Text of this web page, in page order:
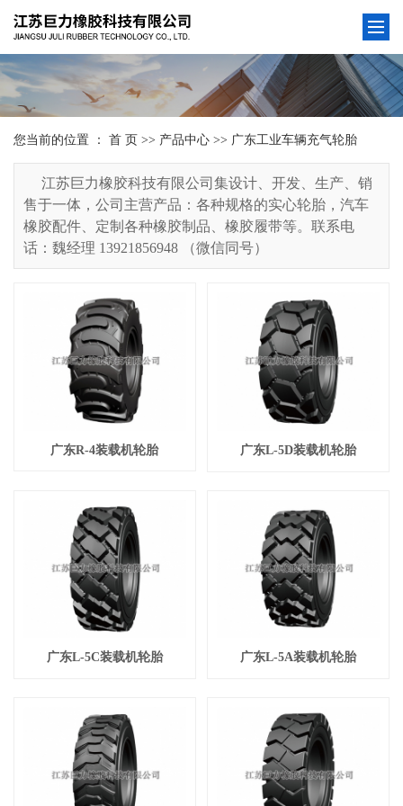
您当前的位置 ： 首 页 >> 产品中心 >> 广东工业车辆充气轮胎
江苏巨力橡胶科技有限公司集设计、开发、生产、销
售于一体，公司主营产品：各种规格的实心轮胎，汽车
橡胶配件、定制各种橡胶制品、橡胶履带等。联系电
话：魏经理 13921856948 （微信同号）
广东R-4装载机轮胎 广东L-5D装载机轮胎
广东L-5C装载机轮胎 广东L-5A装载机轮胎